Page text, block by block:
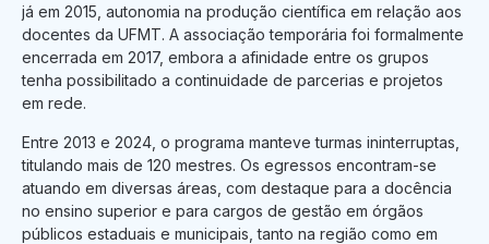
já em 2015, autonomia na produção científica em relação aos
docentes da UFMT. A associação temporária foi formalmente
encerrada em 2017, embora a afinidade entre os grupos
tenha possibilitado a continuidade de parcerias e projetos
em rede.
Entre 2013 e 2024, o programa manteve turmas ininterruptas,
titulando mais de 120 mestres. Os egressos encontram-se
atuando em diversas áreas, com destaque para a docência
no ensino superior e para cargos de gestão em órgãos
públicos estaduais e municipais, tanto na região como em